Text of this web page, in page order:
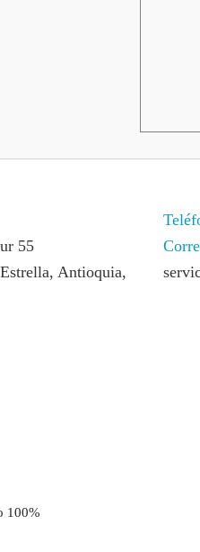
55
Antioquia,
100%